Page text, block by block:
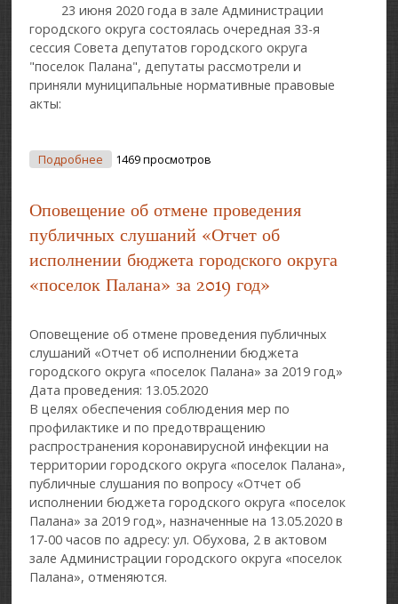
23 июня 2020 года в зале Администрации
городского округа состоялась очередная 33-я
сессия Совета депутатов городского округа
"поселок Палана", депутаты рассмотрели и
приняли муниципальные нормативные правовые
акты:
Подробнее О ОТЧЁТ О ПРОВЕДЕННОЙ ОЧЕРЕДНОЙ СЕССИИ
1469 просмотров
Оповещение об отмене проведения
публичных слушаний «Отчет об
исполнении бюджета городского округа
«поселок Палана» за 2019 год»
Оповещение об отмене проведения публичных
слушаний «Отчет об исполнении бюджета
городского округа «поселок Палана» за 2019 год»
Дата проведения: 13.05.2020
В целях обеспечения соблюдения мер по
профилактике и по предотвращению
распространения коронавирусной инфекции на
территории городского округа «поселок Палана»,
публичные слушания по вопросу «Отчет об
исполнении бюджета городского округа «поселок
Палана» за 2019 год», назначенные на 13.05.2020 в
17-00 часов по адресу: ул. Обухова, 2 в актовом
зале Администрации городского округа «поселок
Палана», отменяются.